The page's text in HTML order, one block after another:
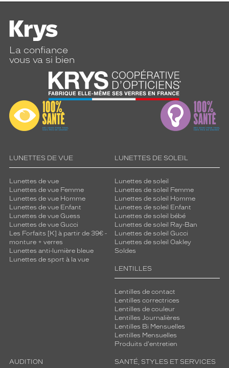
La confiance
vous va si bien
LUNETTES DE VUE
Lunettes de vue
Lunettes de vue Femme
Lunettes de vue Homme
Lunettes de vue Enfant
Lunettes de vue Guess
Lunettes de vue Gucci
Les Forfaits [K] à partir de 39€ -
monture + verres
Lunettes anti-lumière bleue
Lunettes de sport à la vue
LUNETTES DE SOLEIL
Lunettes de soleil
Lunettes de soleil Femme
Lunettes de soleil Homme
Lunettes de soleil Enfant
Lunettes de soleil bébé
Lunettes de soleil Ray-Ban
Lunettes de soleil Gucci
Lunettes de soleil Oakley
Soldes
LENTILLES
Lentilles de contact
Lentilles correctrices
Lentilles de couleur
Lentilles Journalières
Lentilles Bi Mensuelles
Lentilles Mensuelles
Produits d'entretien
AUDITION SANTÉ, STYLES ET SERVICES